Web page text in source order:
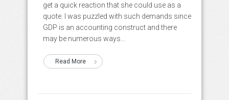
get a quick reaction that she could use as a
quote. I was puzzled with such demands since
GDP is an accounting construct and there
may be numerous ways...
Read More